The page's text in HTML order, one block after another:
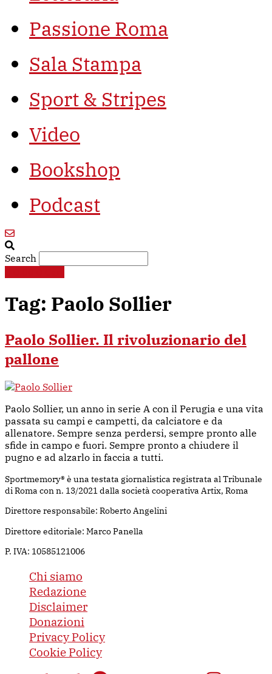
Passione Roma
Sala Stampa
Sport & Stripes
Video
Bookshop
Podcast
Search
Tag: Paolo Sollier
Paolo Sollier. Il rivoluzionario del
pallone
Paolo Sollier, un anno in serie A con il Perugia e una vita
passata su campi e campetti, da calciatore e da
allenatore. Sempre senza perdersi, sempre pronto alle
sfide in campo e fuori. Sempre pronto a chiudere il
pugno e ad alzarlo in faccia a tutti.
Sportmemory® è una testata giornalistica registrata al Tribunale
di Roma con n. 13/2021 dalla società cooperativa Artix, Roma
Direttore responsabile: Roberto Angelini
Direttore editoriale: Marco Panella
P. IVA: 10585121006
Chi siamo
Redazione
Disclaimer
Donazioni
Privacy Policy
Cookie Policy